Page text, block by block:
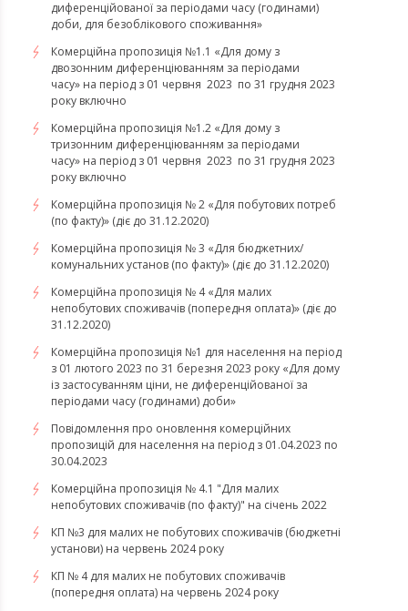
диференційованої за періодами часу (годинами)
доби, для безоблікового споживання»
Комерційна пропозиція №1.1 «Для дому з
двозонним диференціюванням за періодами
часу» на період з 01 червня 2023 по 31 грудня 2023
року включно
Комерційна пропозиція №1.2 «Для дому з
тризонним диференціюванням за періодами
часу» на період з 01 червня 2023 по 31 грудня 2023
року включно
Комерційна пропозиція № 2 «Для побутових потреб
(по факту)» (діє до 31.12.2020)
Комерційна пропозиція № 3 «Для бюджетних/
комунальних установ (по факту)» (діє до 31.12.2020)
Комерційна пропозиція № 4 «Для малих
непобутових споживачів (попередня оплата)» (діє до
31.12.2020)
Комерційна пропозиція №1 для населення на період
з 01 лютого 2023 по 31 березня 2023 року «Для дому
із застосуванням ціни, не диференційованої за
періодами часу (годинами) доби»
Повідомлення про оновлення комерційних
пропозицій для населення на період з 01.04.2023 по
30.04.2023
Комерційна пропозиція № 4.1 "Для малих
непобутових споживачів (по факту)" на січень 2022
КП №3 для малих не побутових споживачів (бюджетні
установи) на червень 2024 року
КП № 4 для малих не побутових споживачів
(попередня оплата) на червень 2024 року